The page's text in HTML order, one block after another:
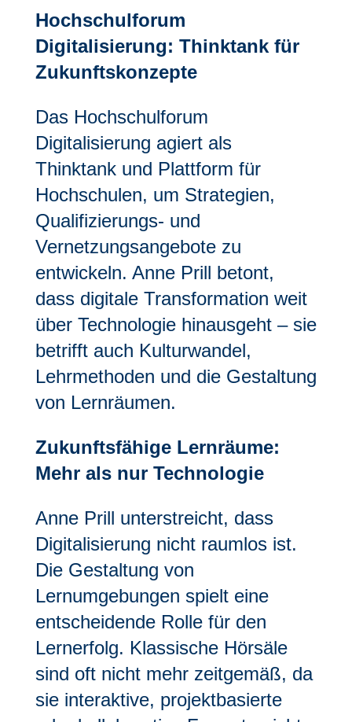
Hochschulforum
Digitalisierung: Thinktank für
Zukunftskonzepte
Das Hochschulforum
Digitalisierung agiert als
Thinktank und Plattform für
Hochschulen, um Strategien,
Qualifizierungs- und
Vernetzungsangebote zu
entwickeln. Anne Prill betont,
dass digitale Transformation weit
über Technologie hinausgeht – sie
betrifft auch Kulturwandel,
Lehrmethoden und die Gestaltung
von Lernräumen.
Zukunftsfähige Lernräume:
Mehr als nur Technologie
Anne Prill unterstreicht, dass
Digitalisierung nicht raumlos ist.
Die Gestaltung von
Lernumgebungen spielt eine
entscheidende Rolle für den
Lernerfolg. Klassische Hörsäle
sind oft nicht mehr zeitgemäß, da
sie interaktive, projektbasierte